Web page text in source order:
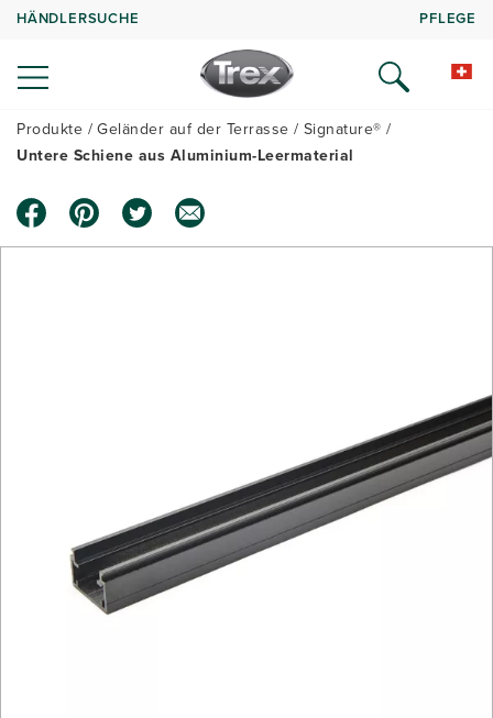
HÄNDLERSUCHE PFLEGE
Produkte Geländer auf der Terrasse
Signature®
Untere Schiene aus Aluminium-Leermaterial